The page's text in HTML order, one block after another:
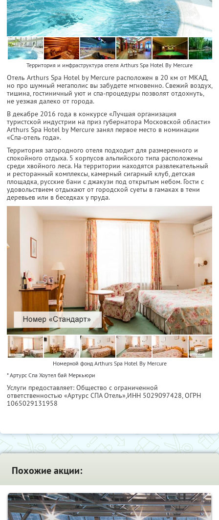
Территория и инфраструктура отеля Arthurs Spa Hotel By Mercure
Отель Arthurs Spa Hotel by Mercure расположен в 20 км от МКАД,
но про шумный мегаполис вы забудете мгновенно. Свежий воздух,
тишина, гостиничный уют и спа-процедуры позволят отдохнуть,
не уезжая далеко от города.
В декабре 2016 года в конкурсе «Лучшая организация
туристской индустрии на приз губернатора Московской области»
Arthurs Spa Hotel by Mercure занял первое место в номинации
«Спа-отель года».
Территория загородного отеля подходит для размеренного и
спокойного отдыха. 5 корпусов альпийского типа расположены
среди хвойного леса. На территории находятся развлекательный
и ресторанный комплексы, камерный сигарный клуб, детская
площадка, русские бани с джакузи под открытым небом. Гости с
удовольствием отдыхают от городской суеты в гамаках в тени
деревьев или в беседках у пруда.
Номерной фонд Arthurs Spa Hotel By Mercure
* Артурс Спа Хоутел бай Меркьюри
Услуги предоставляет: Общество с ограниченной
ответственностью «Артурс СПА Отель»,ИНН 5029097428, ОГРН
1065029131958
Похожие акции: